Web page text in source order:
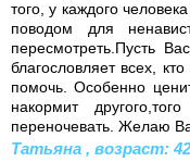
того, у каждого
поводом для
пересмотреть.Пусть
благословляет всех,
помочь. Особенно
накормит
переночевать. Желаю
Татьяна , возраст: 42